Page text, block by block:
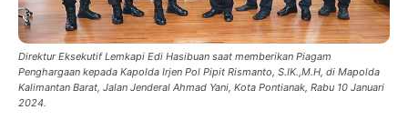
Direktur Eksekutif Lemkapi Edi Hasibuan saat memberikan Piagam
Penghargaan kepada Kapolda Irjen Pol Pipit Rismanto, S.IK.,M.H, di Mapolda
Kalimantan Barat, Jalan Jenderal Ahmad Yani, Kota Pontianak, Rabu 10 Januari
2024.